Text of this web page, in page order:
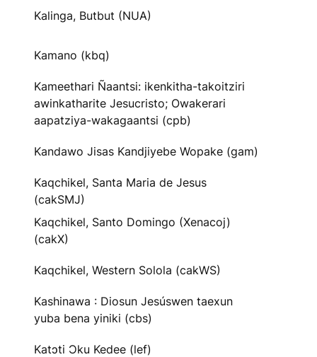
Kalinga, Butbut (NUA)
Kamano (kbq)
Kameethari Ñaantsi: ikenkitha-takoitziri
awinkatharite Jesucristo; Owakerari
aapatziya-wakagaantsi (cpb)
Kandawo Jisas Kandjiyebe Wopake (gam)
Kaqchikel, Santa Maria de Jesus
(cakSMJ)
Kaqchikel, Santo Domingo (Xenacoj)
(cakX)
Kaqchikel, Western Solola (cakWS)
Kashinawa : Diosun Jesúswen taexun
yuba bena yiniki (cbs)
Katɔti Ɔku Kedee (lef)